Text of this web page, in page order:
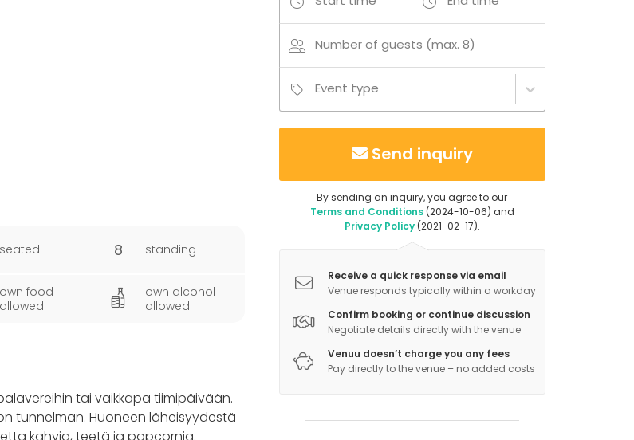
seated 8 standing
own food
allowed
own alcohol
allowed
tai vaikkapa tiimipäivään.
tunnelman. Huoneen läheisyydestä
Number of guests (max. 8)
Event type
Send inquiry
By sending an inquiry, you agree to our
Terms and Conditions(2024-10-06) and
Privacy Policy(2021-02-17).
Receive a quick response via email
Venue responds typically within a workday
Confirm booking or continue discussion
Negotiate details directly with the venue
Venuu doesn’t charge you any fees
Pay directly to the venue – no added costs